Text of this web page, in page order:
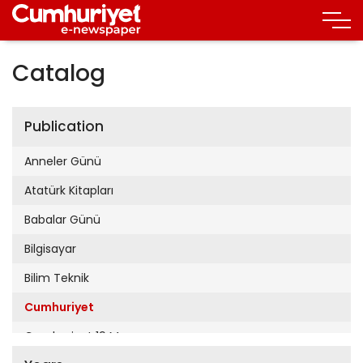
Catalog
Publication
Anneler Günü
Atatürk Kitapları
Babalar Günü
Bilgisayar
Bilim Teknik
Cumhuriyet
Cumhuriyet 19 Mayıs